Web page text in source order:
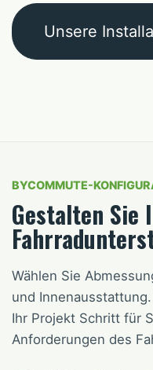
Unsere
BYCOMMUTE-
Gestalten Sie
Wählen Sie
und
Ihr Projekt Schritt für
Anforderungen des